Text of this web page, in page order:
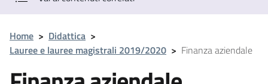
Home > Didattica >
Lauree e lauree magistrali 2019/2020 > Finanza aziendale